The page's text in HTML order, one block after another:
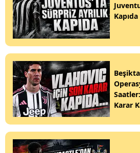
Kapıda
Karar